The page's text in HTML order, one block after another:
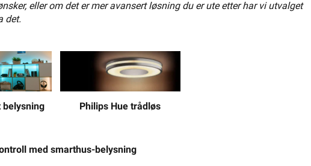
også med infrarødbelysning. Lyset kan ikke fanges opp av menneskeøyet, men
områder og forbedret nattsynet til kamera betydelig.
Spar energi og penger
spares fra redusert lysbruk. Men for de som ikke har LED-lyskilder hjemme, men
3802967 -20% på Hue*
eller om det er mer avansert løsning du er ute etter har vi utvalget
det.
belysning
Philips Hue trådløs
med smarthus-belysning